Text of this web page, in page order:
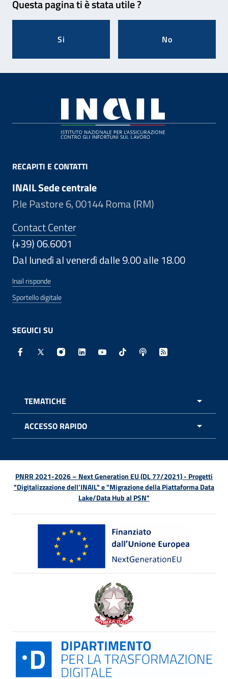
Questa pagina ti è stata utile ?
Si No
RECAPITI E CONTATTI
INAIL Sede centrale
P.le Pastore 6, 00144 Roma (RM)
Contact Center
(+39) 06.6001
Dal lunedì al venerdì dalle 9.00 alle 18.00
Inail risponde
Sportello digitale
SEGUICI SU
Facebook - Sito esterno - Apertura in nuova finestra
X - Sito esterno - Apertura in nuova finestra
Instagram - Sito esterno - Apertura in
Linkedin - Sito esterno - Apertura in
Youtube - Sito esterno -
TikTok - Sito esterno -
Spreaker - Sito
Feed RSS -
TEMATICHE
ACCESSO RAPIDO
PNRR 2021-2026 – Next Generation EU (DL 77/2021) - Progetti
"Digitalizzazione dell’INAIL" e "Migrazione della Piattaforma Data
Lake/Data Hub al PSN"